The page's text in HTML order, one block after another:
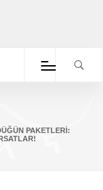
PAKETLERI: